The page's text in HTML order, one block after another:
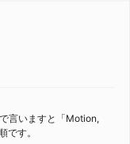
言いますと「Motion,
です。